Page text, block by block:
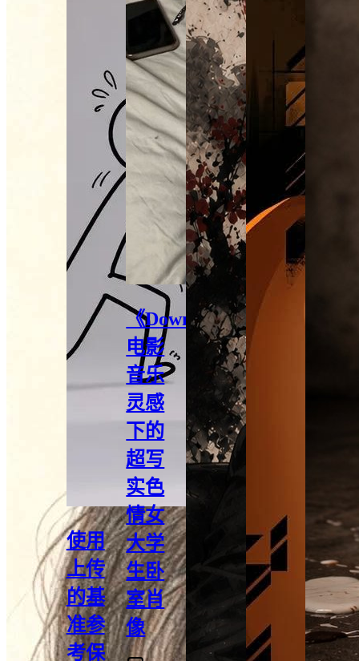
使用
上传
的基
准参
考保
《Down》
电影
音乐
灵感
下的
超写
实色
情女
大学
生卧
室肖
像